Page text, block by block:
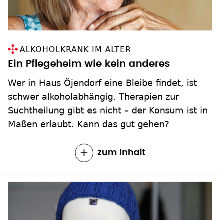
ALKOHOLKRANK IM ALTER
Ein Pflegeheim wie kein anderes
Wer in Haus Öjendorf eine Bleibe findet, ist
schwer alkoholabhängig. Therapien zur
Suchtheilung gibt es nicht – der Konsum ist in
Maßen erlaubt. Kann das gut gehen?
zum Inhalt